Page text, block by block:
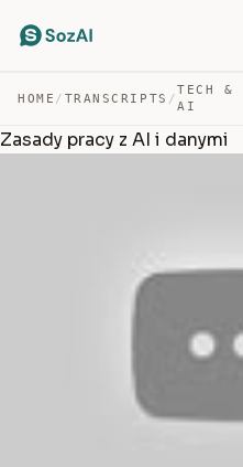
HOME / TRANSCRIPTS /
TECH &
AI
Zasady pracy z AI i danymi